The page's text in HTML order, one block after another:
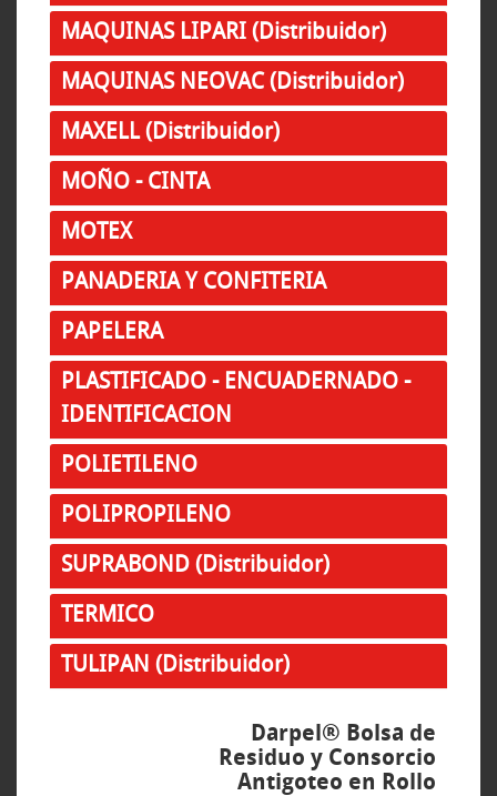
MAQUINAS LIPARI (Distribuidor)
MAQUINAS NEOVAC (Distribuidor)
MAXELL (Distribuidor)
MOÑO - CINTA
MOTEX
PANADERIA Y CONFITERIA
PAPELERA
PLASTIFICADO - ENCUADERNADO -
IDENTIFICACION
POLIETILENO
POLIPROPILENO
SUPRABOND (Distribuidor)
TERMICO
TULIPAN (Distribuidor)
Darpel® Bolsa de
Residuo y Consorcio
Antigoteo en Rollo